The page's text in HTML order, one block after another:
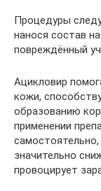
Процедуры
нанося состав
повреждённый
Ацикловир
кожи,
образованию
применении
значительно
провоцирует